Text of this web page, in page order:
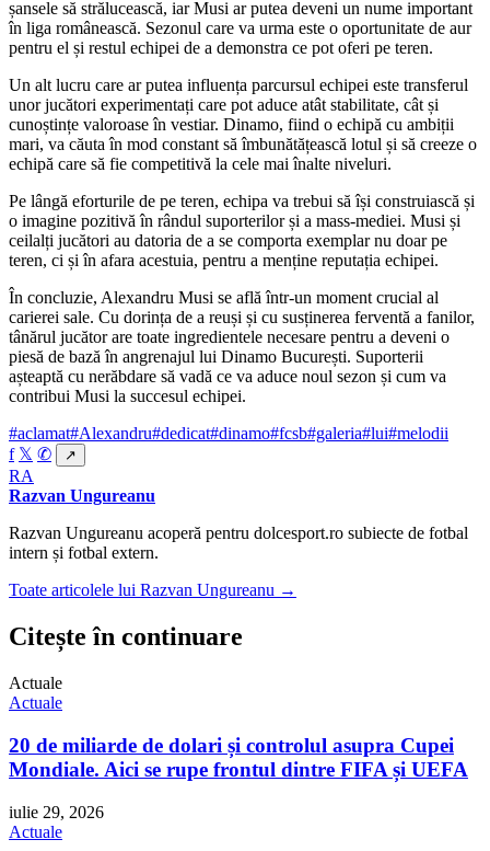
șansele să strălucească, iar Musi ar putea deveni un nume important
în liga românească. Sezonul care va urma este o oportunitate de aur
pentru el și restul echipei de a demonstra ce pot oferi pe teren.
Un alt lucru care ar putea influența parcursul echipei este transferul
unor jucători experimentați care pot aduce atât stabilitate, cât și
cunoștințe valoroase în vestiar. Dinamo, fiind o echipă cu ambiții
mari, va căuta în mod constant să îmbunătățească lotul și să creeze o
echipă care să fie competitivă la cele mai înalte niveluri.
Pe lângă eforturile de pe teren, echipa va trebui să își construiască și
o imagine pozitivă în rândul suporterilor și a mass-mediei. Musi și
ceilalți jucători au datoria de a se comporta exemplar nu doar pe
teren, ci și în afara acestuia, pentru a menține reputația echipei.
În concluzie, Alexandru Musi se află într-un moment crucial al
carierei sale. Cu dorința de a reuși și cu susținerea ferventă a fanilor,
tânărul jucător are toate ingredientele necesare pentru a deveni o
piesă de bază în angrenajul lui Dinamo București. Suporterii
așteaptă cu nerăbdare să vadă ce va aduce noul sezon și cum va
contribui Musi la succesul echipei.
#aclamat#Alexandru#dedicat#dinamo#fcsb#galeria#lui#melodii
f 𝕏 ✆ ↗
RA
Razvan Ungureanu
Razvan Ungureanu acoperă pentru dolcesport.ro subiecte de fotbal
intern și fotbal extern.
Toate articolele lui Razvan Ungureanu →
Citește în continuare
Actuale
Actuale
20 de miliarde de dolari și controlul asupra Cupei
Mondiale. Aici se rupe frontul dintre FIFA și UEFA
iulie 29, 2026
Actuale